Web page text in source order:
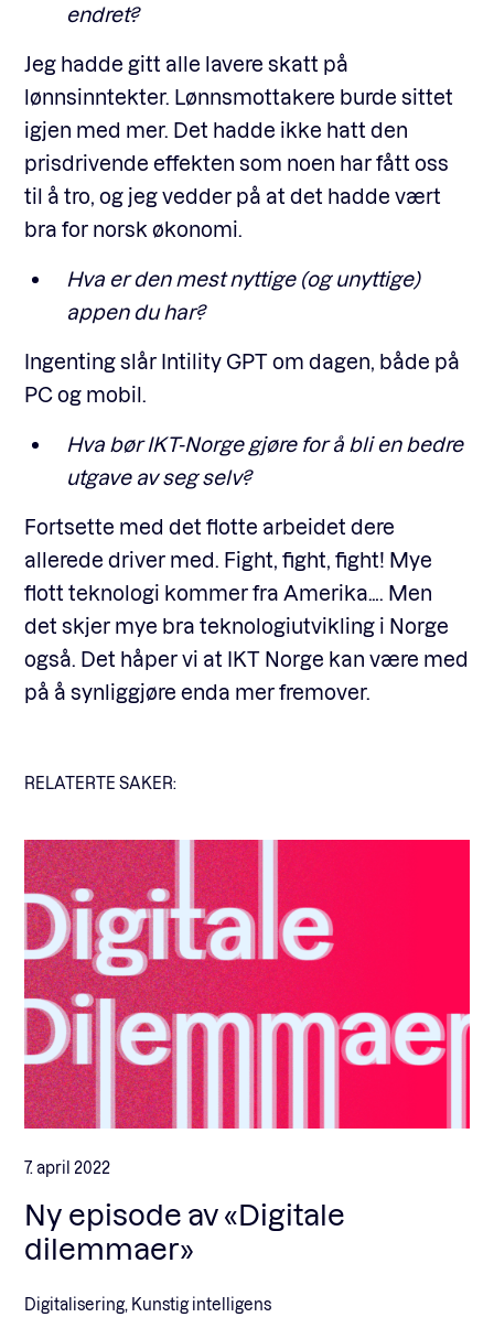
endret?
Jeg hadde gitt alle lavere skatt på
lønnsinntekter. Lønnsmottakere burde sittet
igjen med mer. Det hadde ikke hatt den
prisdrivende effekten som noen har fått oss
til å tro, og jeg vedder på at det hadde vært
bra for norsk økonomi.
Hva er den mest nyttige (og unyttige)
appen du har?
Ingenting slår Intility GPT om dagen, både på
PC og mobil.
Hva bør IKT-Norge gjøre for å bli en bedre
utgave av seg selv?
Fortsette med det flotte arbeidet dere
allerede driver med. Fight, fight, fight! Mye
flott teknologi kommer fra Amerika…. Men
det skjer mye bra teknologiutvikling i Norge
også. Det håper vi at IKT Norge kan være med
på å synliggjøre enda mer fremover.
RELATERTE SAKER:
7. april 2022
Ny episode av «Digitale
dilemmaer»
Digitalisering, Kunstig intelligens